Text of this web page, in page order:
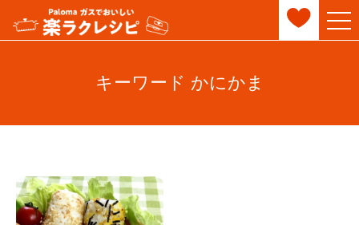
キーワード かにかま